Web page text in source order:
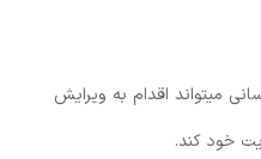
میتواند اقدام به ویرایش
خود کند.